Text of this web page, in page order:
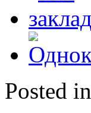
Posted in